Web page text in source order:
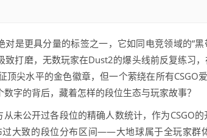
对是更具分量的标签之一，它如同电竞领域的“黑
打磨，无数玩家在Dust2的爆头线前反复练习
尖水平的金色徽章，但一个萦绕在所有CSGO
字的背后，藏着怎样的段位生态与玩家故事？
未公开过各段位的精确人数统计，作为CSGO
大致的段位分布区间——大地球属于全玩家群